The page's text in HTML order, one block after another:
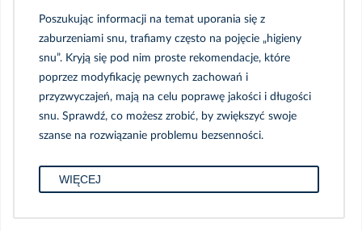
Kompendium Pierwszej Pomocy
Przedmedycznej
Porady zdrowotne
Blog
Ciąża i macierzyństwo
Poszukując informacji na temat uporania się z
zaburzeniami snu, trafiamy często na pojęcie „higieny
snu”. Kryją się pod nim proste rekomendacje, które
poprzez modyfikację pewnych zachowań i
przyzwyczajeń, mają na celu poprawę jakości i długości
snu. Sprawdź, co możesz zrobić, by zwiększyć swoje
szanse na rozwiązanie problemu bezsenności.
WIĘCEJ